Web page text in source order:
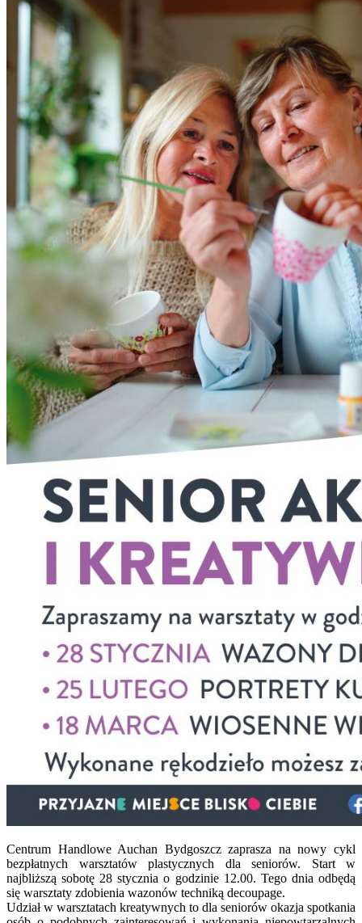
Centrum Handlowe Auchan Bydgoszcz zaprasza na nowy cykl
bezpłatnych warsztatów plastycznych dla seniorów. Start w
najbliższą sobotę 28 stycznia o godzinie 12.00. Tego dnia odbędą
się warsztaty zdobienia wazonów techniką decoupage.
Udział w warsztatach kreatywnych to dla seniorów okazja spotkania